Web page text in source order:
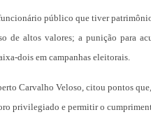
público que tiver
de altos valores; a punição para
dois em campanhas eleitorais.
Carvalho Veloso, citou pontos
privilegiado e permitir o